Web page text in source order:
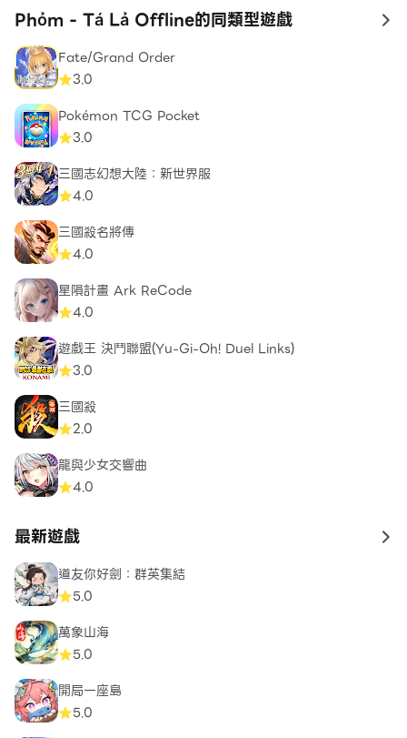
Phỏm - Tá Lả Offline的同類型遊戲 to
Fate/Grand Order
3.0
Pokémon TCG Pocket
3.0
三國志幻想大陸：新世界服
4.0
三國殺名將傳
4.0
星隕計畫 Ark ReCode
4.0
遊戲王 決鬥聯盟(Yu-Gi-Oh! Duel Links)
3.0
三國殺
2.0
龍與少女交響曲
4.0
最新遊戲 to
道友你好劍：群英集結
5.0
萬象山海
5.0
開局一座島
5.0